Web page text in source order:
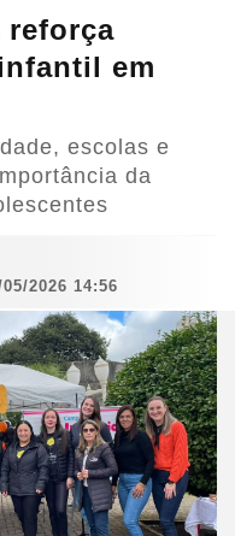
reforça
em
escolas e
da
05/2026 14:56